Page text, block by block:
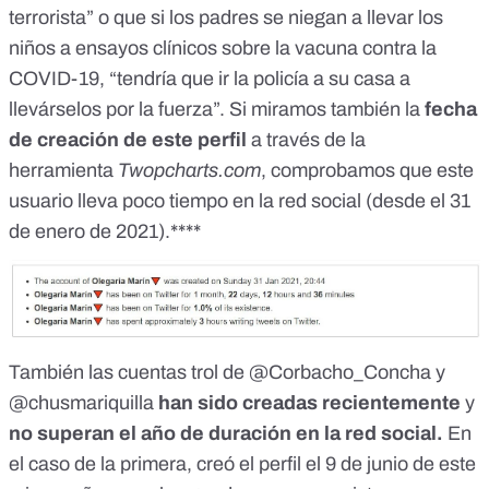
terrorista” o que si los padres se niegan a llevar los
niños a ensayos clínicos sobre la vacuna contra la
COVID-19, “tendría que ir la policía a su casa a
llevárselos por la fuerza”. Si miramos también la fecha
de creación de este perfil a través de la
herramienta Twopcharts.com, comprobamos que este
usuario lleva poco tiempo en la red social (desde el 31
de enero de 2021).****
También las cuentas trol de @Corbacho_Concha y
@chusmariquilla han sido creadas recientemente y
no superan el año de duración en la red social. En
el caso de la primera, creó el perfil el 9 de junio de este